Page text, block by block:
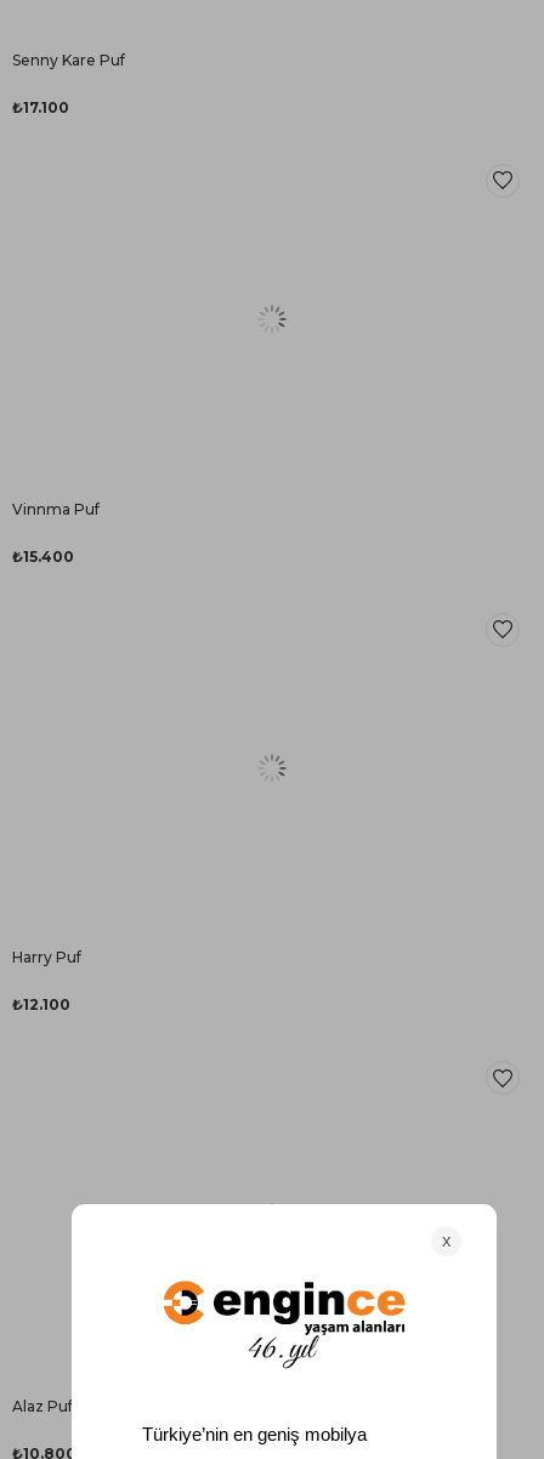
Senny Kare Puf
₺17.100
Vinnma Puf
₺15.400
Harry Puf
₺12.100
Alaz Puf
₺10.800